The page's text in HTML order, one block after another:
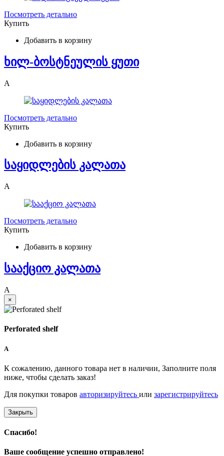
Посмотреть детально
Купить
Добавить в корзину
ხილ-ბოსტნეულის ყუთი
A
Посмотреть детально
Купить
Добавить в корзину
საყიდლების კალათა
A
Посмотреть детально
Купить
Добавить в корзину
სააქციო კალათა
A
×
Perforated shelf
A
К сожалению, данного товара нет в наличии, Заполните поля
ниже, чтобы сделать заказ!
Для покупки товаров авторизируйтесь или зарегистрируйтесь
Закрыть
Спасибо!
Ваше сообщение успешно отправлено!